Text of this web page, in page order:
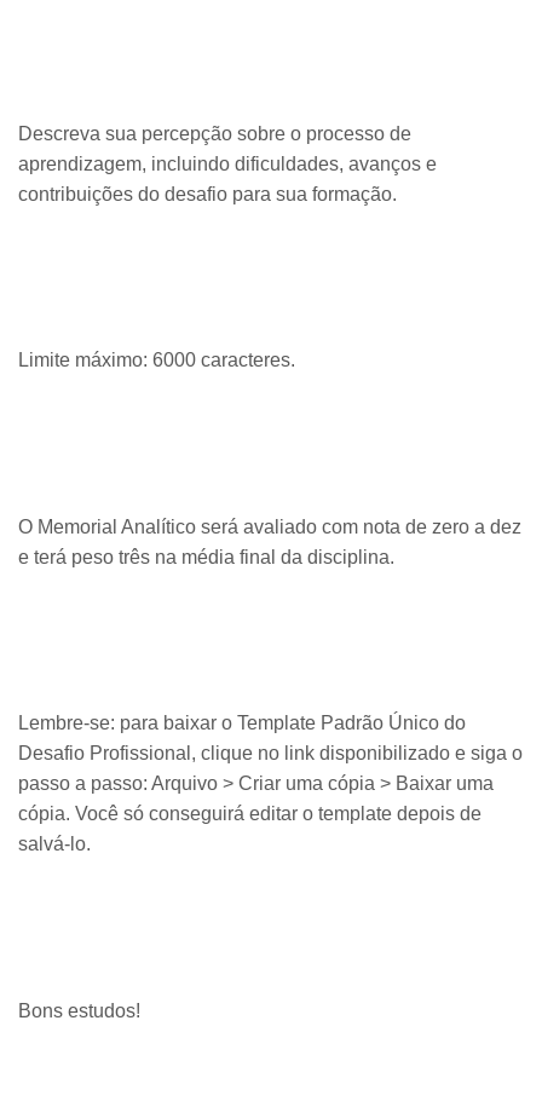
Descreva sua percepção sobre o processo de
aprendizagem, incluindo dificuldades, avanços e
contribuições do desafio para sua formação.
Limite máximo: 6000 caracteres.
O Memorial Analítico será avaliado com nota de zero a dez
e terá peso três na média final da disciplina.
Lembre-se: para baixar o Template Padrão Único do
Desafio Profissional, clique no link disponibilizado e siga o
passo a passo: Arquivo > Criar uma cópia > Baixar uma
cópia. Você só conseguirá editar o template depois de
salvá-lo.
Bons estudos!